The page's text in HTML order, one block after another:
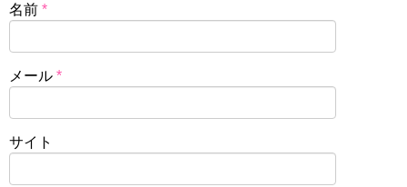
名前 *
メール *
サイト